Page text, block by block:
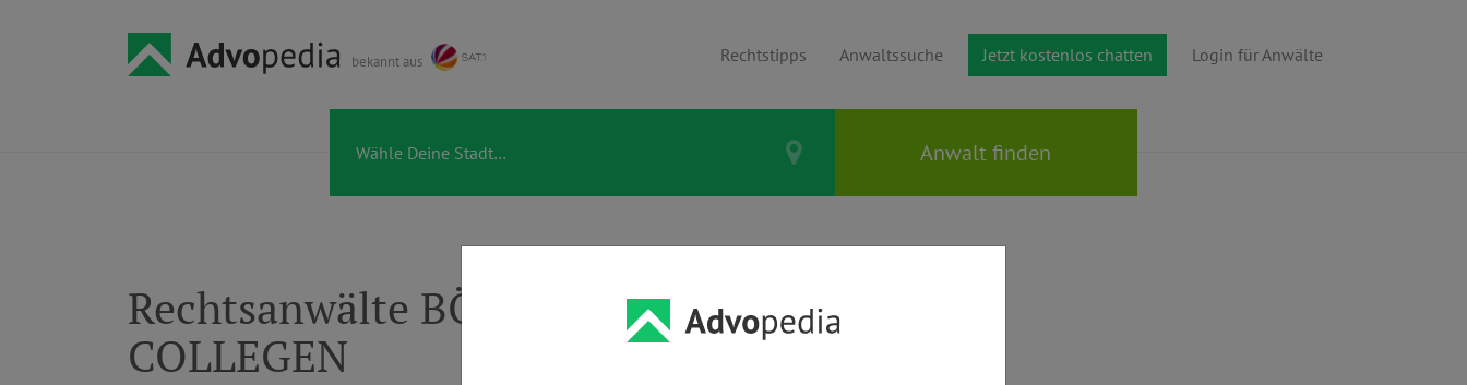
bekannt aus Rechtstipps Anwaltssuche Jetzt kostenlos chatten Login für Anwälte
Rechtsanwälte BÖHM &
COLLEGEN